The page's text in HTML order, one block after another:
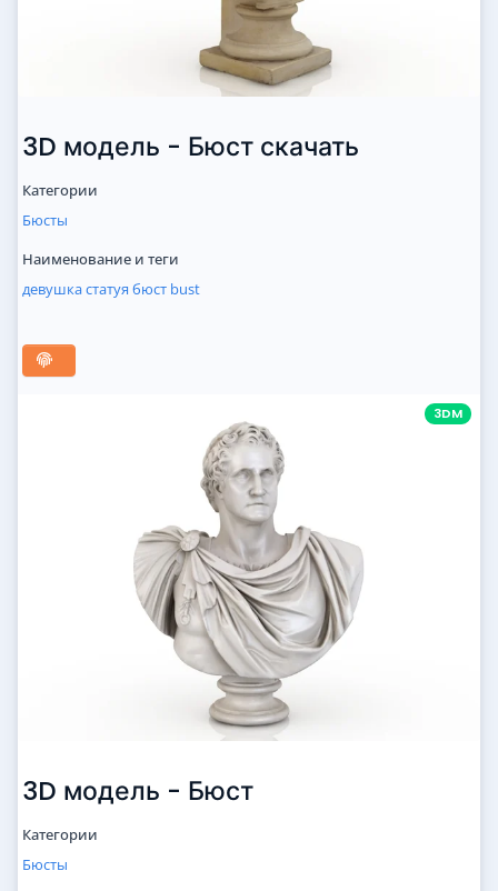
3D модель - Бюст скачать
Категории
Бюсты
Наименование и теги
девушкастатуя бюст bust
3DM
3D модель - Бюст
Категории
Бюсты